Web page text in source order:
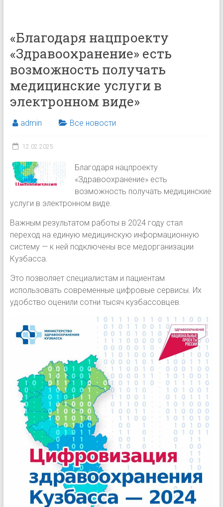
«Благодаря нацпроекту
«Здравоохранение» есть
возможность получать
медицинские услуги в
электронном виде»
admin Все новости
12.02.2025
Благодаря нацпроекту
«Здравоохранение» есть
возможность получать медицинские
услуги в электронном виде.
Важным результатом работы в 2024 году стал
переход на единую медицинскую информационную
систему — к ней подключены все медорганизации
Кузбасса.
Это позволяет специалистам и пациентам
использовать современные цифровые сервисы. Их
удобство оценили сотни тысяч кузбассовцев.